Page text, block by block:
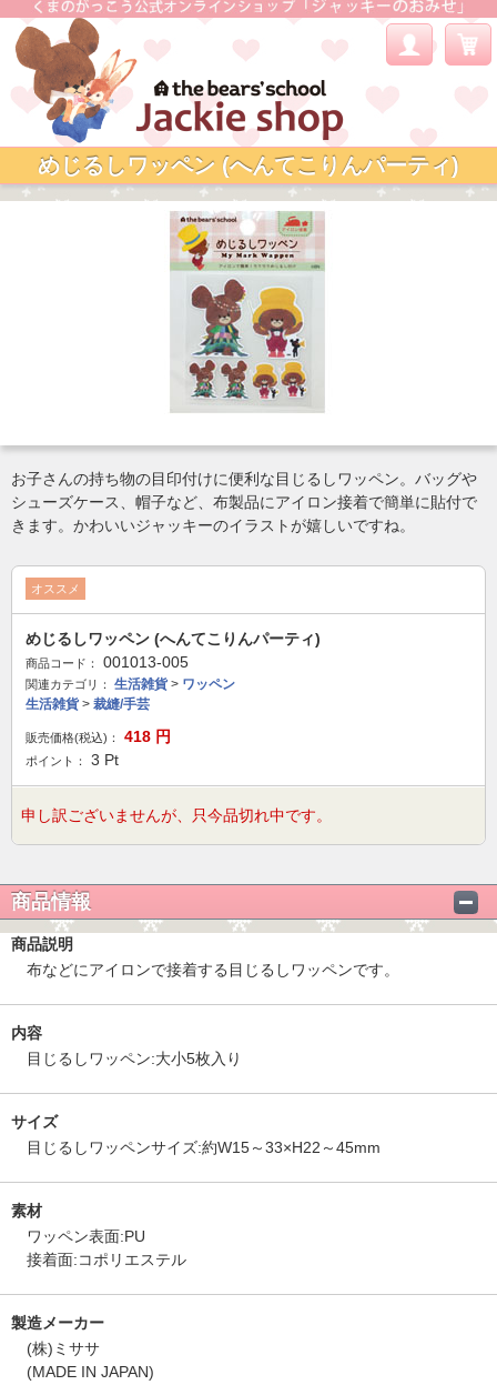
めじるしワッペン (へんてこりんパーティ)
お子さんの持ち物の目印付けに便利な目じるしワッペン。バッグや
シューズケース、帽子など、布製品にアイロン接着で簡単に貼付で
きます。かわいいジャッキーのイラストが嬉しいですね。
オススメ
めじるしワッペン (へんてこりんパーティ)
商品コード： 001013-005
関連カテゴリ： 生活雑貨> ワッペン
生活雑貨> 裁縫/手芸
販売価格(税込)： 418 円
ポイント： 3 Pt
申し訳ございませんが、只今品切れ中です。
商品情報
商品説明
布などにアイロンで接着する目じるしワッペンです。
内容
目じるしワッペン:大小5枚入り
サイズ
目じるしワッペンサイズ:約W15～33×H22～45mm
素材
ワッペン表面:PU
接着面:コポリエステル
製造メーカー
(株)ミササ
(MADE IN JAPAN)